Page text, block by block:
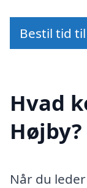
Bestil tid
Hvad
Højby?
Når du